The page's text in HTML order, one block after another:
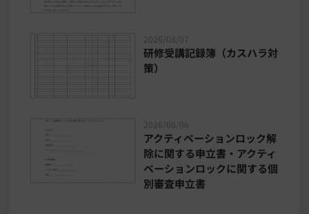
2026/08/07
研修受講記録簿（カスハラ対
策）
2026/08/06
アクティベーションロック解
除に関する申立書・アクティ
ベーションロックに関する個
別審査申立書